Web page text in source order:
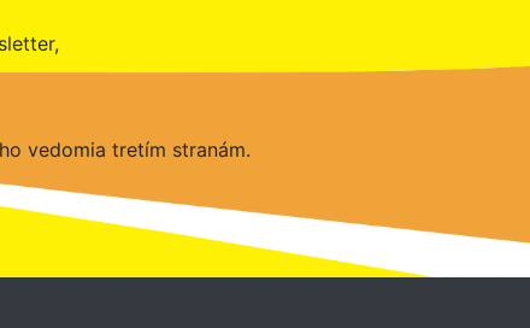
vedomia tretím stranám.